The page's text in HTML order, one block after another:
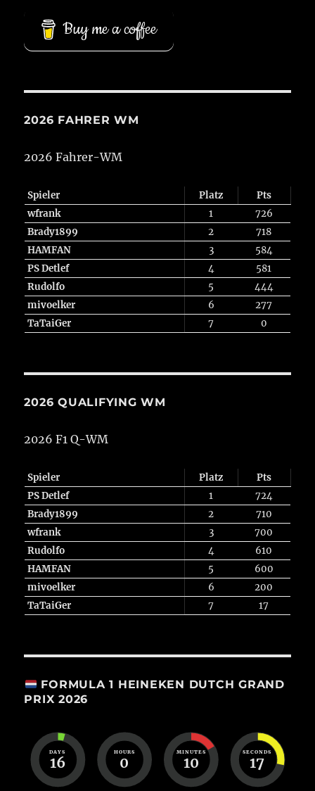
Buy me a coffee
2026 FAHRER WM
2026 Fahrer-WM
Spieler Platz
Pts
wfrank
1
726
Brady1899
2
718
HAMFAN
3
584
PS Detlef
4
581
Rudolfo
5
444
mivoelker
6
277
TaTaiGer
7 0
2026 QUALIFYING WM
2026 F1 Q-WM
Spieler Platz
Pts
PS Detlef
1
724
Brady1899
2
710
wfrank
3
700
Rudolfo
4
610
HAMFAN
5
600
mivoelker
6
200
TaTaiGer
7 17
FORMULA 1 HEINEKEN DUTCH GRAND
PRIX 2026
DAYS
16
HOURS
0
MINUTES
10
SECONDS
16